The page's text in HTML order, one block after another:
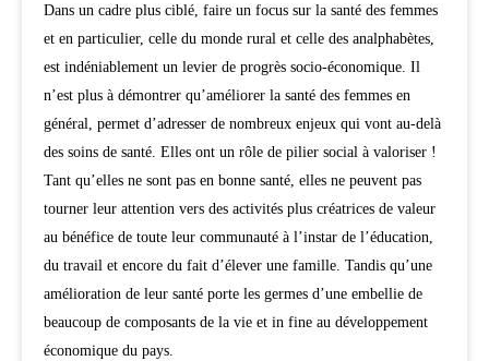
Dans un cadre plus ciblé, faire un focus sur la santé des femmes
et en particulier, celle du monde rural et celle des analphabètes,
est indéniablement un levier de progrès socio-économique. Il
n’est plus à démontrer qu’améliorer la santé des femmes en
général, permet d’adresser de nombreux enjeux qui vont au-delà
des soins de santé. Elles ont un rôle de pilier social à valoriser !
Tant qu’elles ne sont pas en bonne santé, elles ne peuvent pas
tourner leur attention vers des activités plus créatrices de valeur
au bénéfice de toute leur communauté à l’instar de l’éducation,
du travail et encore du fait d’élever une famille. Tandis qu’une
amélioration de leur santé porte les germes d’une embellie de
beaucoup de composants de la vie et in fine au développement
économique du pays.